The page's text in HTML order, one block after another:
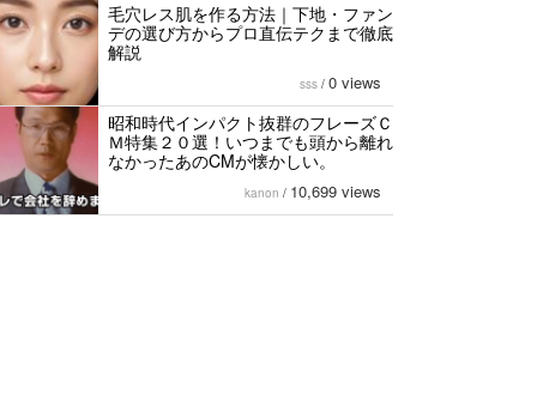
毛穴レス肌を作る方法｜下地・ファン
デの選び方からプロ直伝テクまで徹底
解説
sss / 0 views
昭和時代インパクト抜群のフレーズＣ
Ｍ特集２０選！いつまでも頭から離れ
なかったあのCMが懐かしい。
kanon / 10,699 views